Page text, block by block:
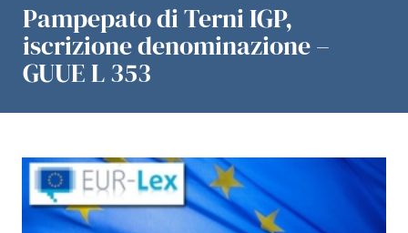
Pampepato di Terni IGP,
iscrizione denominazione –
GUUE L 353